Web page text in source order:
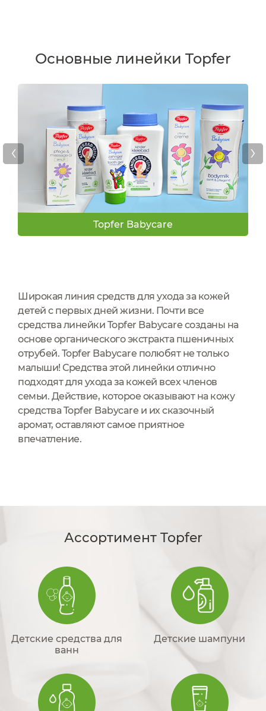
Основные линейки Topfer
›
‹
Topfer Babycare
Широкая линия средств для ухода за кожей
детей с первых дней жизни. Почти все
средства линейки Topfer Babycare созданы на
основе органического экстракта пшеничных
отрубей. Topfer Babycare полюбят не только
малыши! Средства этой линейки отлично
подходят для ухода за кожей всех членов
семьи. Действие, которое оказывают на кожу
средства Topfer Babycare и их сказочный
аромат, оставляют самое приятное
впечатление.
Ассортимент Topfer
Детские средства для
ванн
Детские шампуни